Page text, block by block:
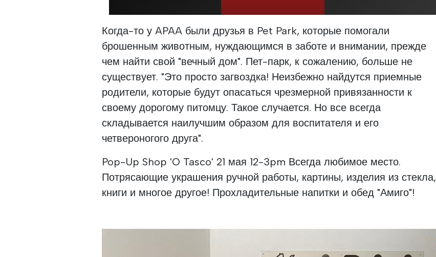
Когда-то у APAA были друзья в Pet Park, которые помогали
брошенным животным, нуждающимся в заботе и внимании, прежде
чем найти свой "вечный дом". Пет-парк, к сожалению, больше не
существует. "Это просто загвоздка! Неизбежно найдутся приемные
родители, которые будут опасаться чрезмерной привязанности к
своему дорогому питомцу. Такое случается. Но все всегда
складывается наилучшим образом для воспитателя и его
четвероногого друга".
Pop-Up Shop 'O Tasco' 21 мая 12-3pm Всегда любимое место.
Потрясающие украшения ручной работы, картины, изделия из стекла,
книги и многое другое! Прохладительные напитки и обед "Амиго"!